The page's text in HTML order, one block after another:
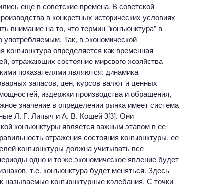
еще в советские времена. В советской
в конкретных исторических условиях
внимание на то, что термин "конъюнктура" в
употребляемым. Так, в экономической
определяется как временная
отражающих состояние мирового хозяйства
показателями являются: динамика
запасов, цен, курсов валют и ценных
издержки производства и обращения,
значение в определении рынка имеет система
Л. Г. Липыч и А. В. Кощей 3[3]. Они
конъюнктуры является важным этапом в ее
отражения состояния конъюнктуры, ее
конъюнктуры должна учитывать все
одно и то же экономическое явление будет
т.е. конъюнктура будет меняться. Здесь
называемые конъюнктурные колебания. С точки